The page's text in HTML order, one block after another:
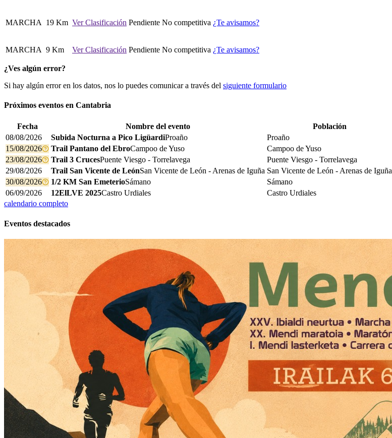
MARCHA 19 Km Ver Clasificación Pendiente No competitiva ¿Te avisamos?
MARCHA 9 Km Ver Clasificación Pendiente No competitiva ¿Te avisamos?
¿Ves algún error?
Si hay algún error en los datos, nos lo puedes comunicar a través del siguiente formulario
Próximos eventos en Cantabria
Fecha Nombre del evento
Población
08/08/2026
Subida Nocturna a Pico LigüardiProaño Proaño
15/08/2026
Trail Pantano del EbroCampoo de Yuso Campoo de Yuso
23/08/2026
Trail 3 CrucesPuente Viesgo - Torrelavega Puente Viesgo - Torrelavega
29/08/2026
Trail San Vicente de LeónSan Vicente de León - Arenas de Iguña San Vicente de León - Arenas de Iguña
30/08/2026
1/2 KM San EmeterioSámano Sámano
06/09/2026
12ElLVE 2025Castro Urdiales Castro Urdiales
calendario completo
Eventos destacados